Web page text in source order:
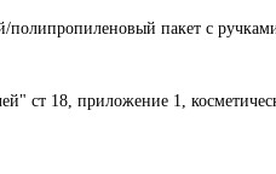
полипропиленовый пакет с
ст 18, приложение 1,